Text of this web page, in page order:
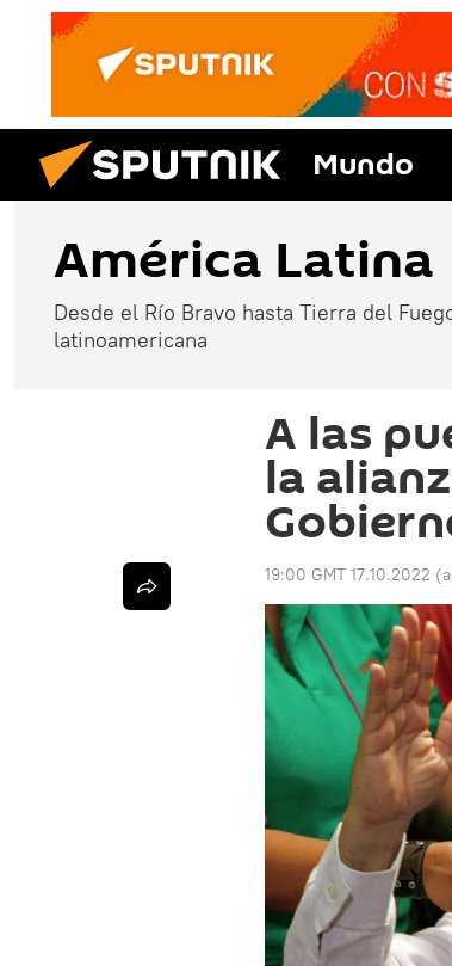
Mundo
América Latina
Desde el Río Bravo hasta Tierra del
latinoamericana
A las
la
19:00 GMT 17.10.2022